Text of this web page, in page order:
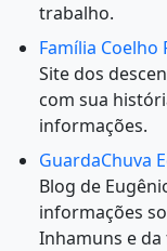
trabalho.
Família Coelho
Site dos
com sua
informações.
GuardaChuva
Blog de
informações
Inhamuns e da